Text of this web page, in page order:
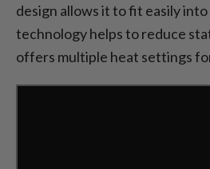
design allows it to fit easily
technology helps to reduce
offers multiple heat settings